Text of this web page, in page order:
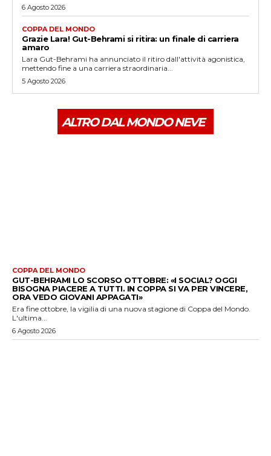
6 Agosto 2026
COPPA DEL MONDO
Grazie Lara! Gut-Behrami si ritira: un finale di carriera
amaro
Lara Gut-Behrami ha annunciato il ritiro dall'attività agonistica,
mettendo fine a una carriera straordinaria...
5 Agosto 2026
ALTRO DAL MONDO NEVE
COPPA DEL MONDO
GUT-BEHRAMI LO SCORSO OTTOBRE: «I SOCIAL? OGGI
BISOGNA PIACERE A TUTTI. IN COPPA SI VA PER VINCERE,
ORA VEDO GIOVANI APPAGATI»
Era fine ottobre, la vigilia di una nuova stagione di Coppa del Mondo.
L'ultima...
6 Agosto 2026